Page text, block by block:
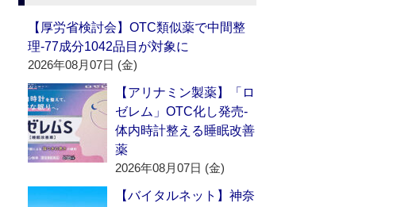
【厚労省検討会】OTC類似薬で中間整
理‐77成分1042品目が対象に
2026年08月07日 (金)
【アリナミン製薬】「ロ
ゼレム」OTC化し発売‐
体内時計整える睡眠改善
薬
2026年08月07日 (金)
【バイタルネット】神奈